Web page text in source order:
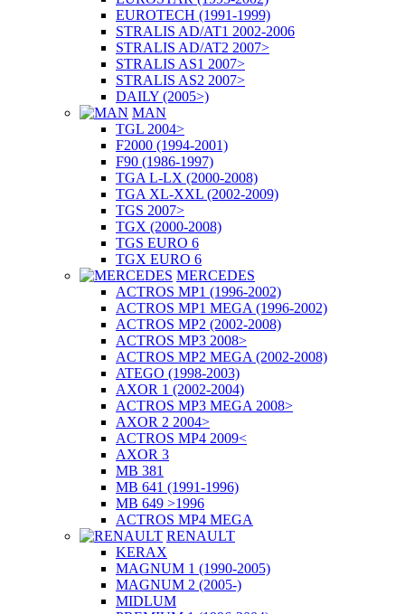
EUROTECH (1991-1999)
STRALIS AD/AT1 2002-2006
STRALIS AD/AT2 2007>
STRALIS AS1 2007>
STRALIS AS2 2007>
DAILY (2005>)
MAN
TGL 2004>
F2000 (1994-2001)
F90 (1986-1997)
TGA L-LX (2000-2008)
TGA XL-XXL (2002-2009)
TGS 2007>
TGX (2000-2008)
TGS EURO 6
TGX EURO 6
MERCEDES
ACTROS MP1 (1996-2002)
ACTROS MP1 MEGA (1996-2002)
ACTROS MP2 (2002-2008)
ACTROS MP3 2008>
ACTROS MP2 MEGA (2002-2008)
ATEGO (1998-2003)
AXOR 1 (2002-2004)
ACTROS MP3 MEGA 2008>
AXOR 2 2004>
ACTROS MP4 2009<
AXOR 3
MB 381
MB 641 (1991-1996)
MB 649 >1996
ACTROS MP4 MEGA
RENAULT
KERAX
MAGNUM 1 (1990-2005)
MAGNUM 2 (2005-)
MIDLUM